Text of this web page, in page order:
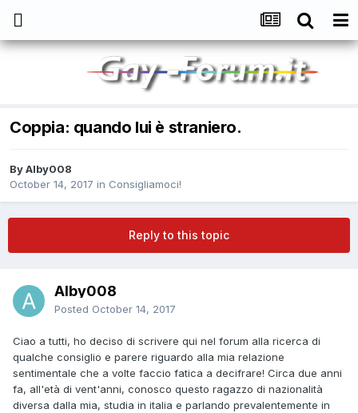
Coppia: quando lui è straniero.
ByAlby008
October 14, 2017 in Consigliamoci!
Reply to this topic
Alby008
Posted October 14, 2017
Ciao a tutti, ho deciso di scrivere qui nel forum alla ricerca di
qualche consiglio e parere riguardo alla mia relazione
sentimentale che a volte faccio fatica a decifrare! Circa due anni
fa, all'età di vent'anni, conosco questo ragazzo di nazionalità
diversa dalla mia, studia in italia e parlando prevalentemente in